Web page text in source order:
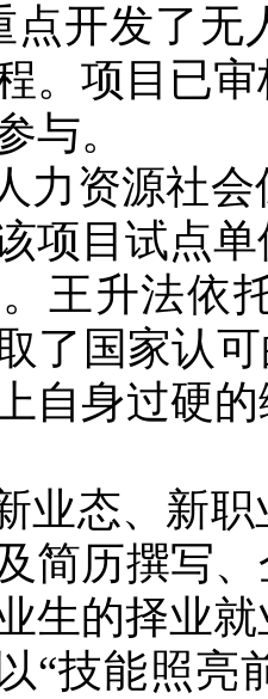
点开发了无
。项目已
与。
力资源社
项目试点
王升法依
了国家认
自身过硬
业态、新
简历撰写
生的择业
“技能照亮